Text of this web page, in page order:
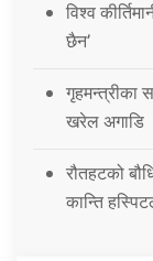
विश्व
छैन’
गृहमन्त्रीका
खरेल अगाडि
रौतहटको
कान्ति